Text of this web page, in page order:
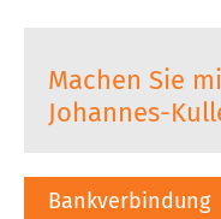
Machen Sie
Johannes-
Bankverbindung